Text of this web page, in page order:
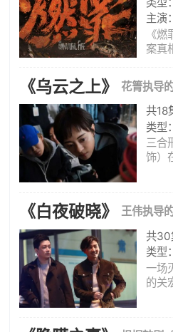
将他
主演
《
案真
副大
对重
机制
案件
《乌云之上》
花箐执导
共18
类型
三合
饰）
森饰
发现
在办
《白夜破晓》
王伟执导
共30
类型
一场
的关